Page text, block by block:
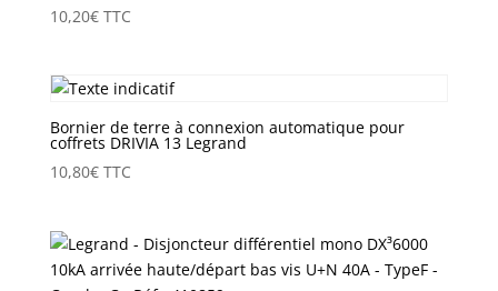
10,20€ TTC
Bornier de terre à connexion automatique pour
coffrets DRIVIA 13 Legrand
10,80€ TTC